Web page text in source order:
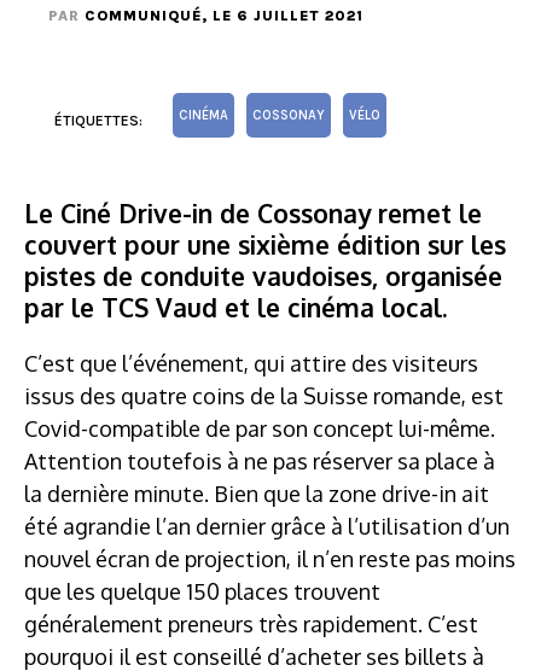
PAR COMMUNIQUÉ, LE 6 JUILLET 2021
ÉTIQUETTES: CINÉMA COSSONAY VÉLO
Le Ciné Drive-in de Cossonay remet le
couvert pour une sixième édition sur les
pistes de conduite vaudoises, organisée
par le TCS Vaud et le cinéma local.
C’est que l’événement, qui attire des visiteurs
issus des quatre coins de la Suisse romande, est
Covid-compatible de par son concept lui-même.
Attention toutefois à ne pas réserver sa place à
la dernière minute. Bien que la zone drive-in ait
été agrandie l’an dernier grâce à l’utilisation d’un
nouvel écran de projection, il n’en reste pas moins
que les quelque 150 places trouvent
généralement preneurs très rapidement. C’est
pourquoi il est conseillé d’acheter ses billets à